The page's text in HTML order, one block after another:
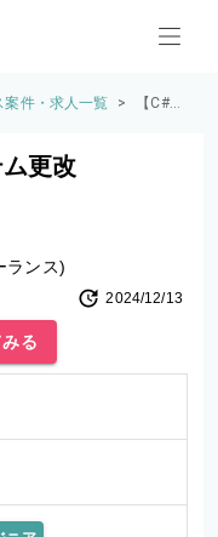
案件・求人一覧 >
【C#】
ム更改
ランス)
2024/12/13
る